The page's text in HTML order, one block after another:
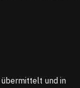
und in